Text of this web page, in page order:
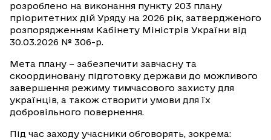
розроблено на виконання пункту 203 плану
пріоритетних дій Уряду на 2026 рік, затвердженого
розпорядженням Кабінету Міністрів України від
30.03.2026 № 306-р.
Мета плану – забезпечити завчасну та
скоординовану підготовку держави до можливого
завершення режиму тимчасового захисту для
українців, а також створити умови для їх
добровільного повернення.
Під час заходу учасники обговорять, зокрема: